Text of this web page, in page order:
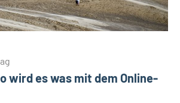
wird es was mit dem Online-